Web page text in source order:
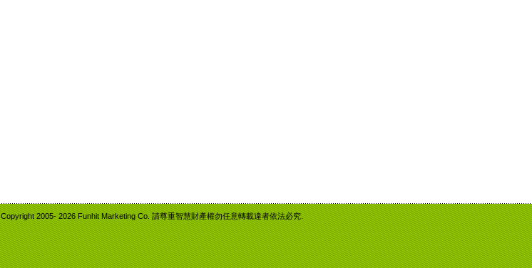
Copyright 2005-2026 Funhit Marketing Co. 請尊重智慧財產權勿任意轉載違者依法必究.